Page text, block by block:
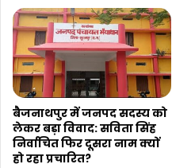
बैजनाथपुर में जनपद सदस्य को
लेकर बड़ा विवाद: सविता सिंह
निर्वाचित फिर दूसरा नाम क्यों
हो रहा प्रचारित?